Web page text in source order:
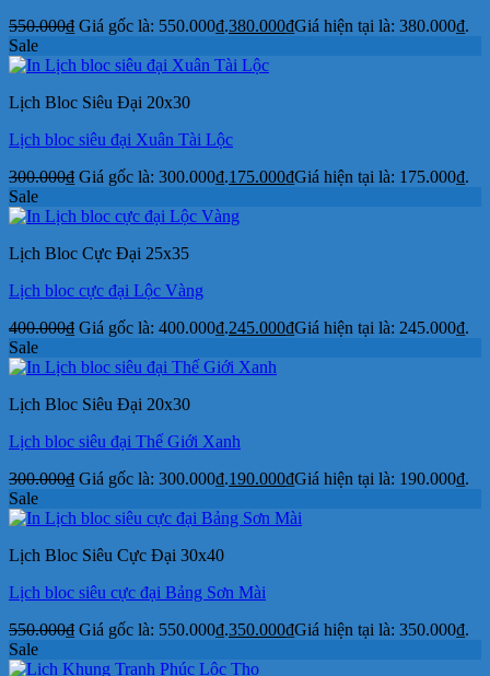
550.000₫ Giá gốc là: 550.000₫.380.000₫Giá hiện tại là: 380.000₫.
Sale
Lịch Bloc Siêu Đại 20x30
Lịch bloc siêu đại Xuân Tài Lộc
300.000₫ Giá gốc là: 300.000₫.175.000₫Giá hiện tại là: 175.000₫.
Sale
Lịch Bloc Cực Đại 25x35
Lịch bloc cực đại Lộc Vàng
400.000₫ Giá gốc là: 400.000₫.245.000₫Giá hiện tại là: 245.000₫.
Sale
Lịch Bloc Siêu Đại 20x30
Lịch bloc siêu đại Thế Giới Xanh
300.000₫ Giá gốc là: 300.000₫.190.000₫Giá hiện tại là: 190.000₫.
Sale
Lịch Bloc Siêu Cực Đại 30x40
Lịch bloc siêu cực đại Bảng Sơn Mài
550.000₫ Giá gốc là: 550.000₫.350.000₫Giá hiện tại là: 350.000₫.
Sale